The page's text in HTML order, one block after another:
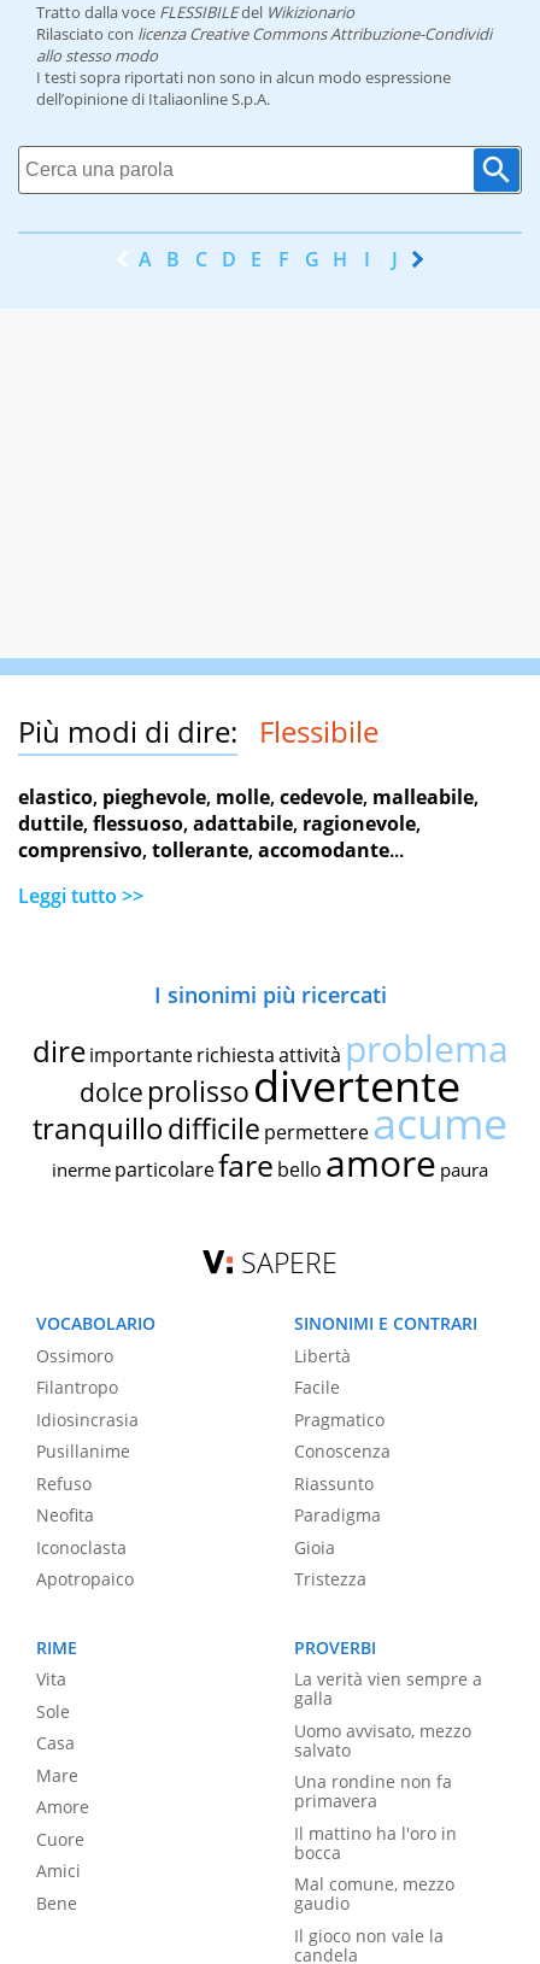
Tratto dalla voce FLESSIBILEdel Wikizionario
Rilasciato con licenza Creative Commons Attribuzione-Condividi
allo stesso modo
I testi sopra riportati non sono in alcun modo espressione
dell’opinione di Italiaonline S.p.A.
A B C D E F G H I J K
Più modi di dire: Flessibile
elastico, pieghevole, molle,cedevole, malleabile,
duttile,flessuoso,adattabile, ragionevole,
comprensivo,tollerante,accomodante...
Leggi tutto >>
I sinonimi più ricercati
dire importante richiestaattività problema
dolce prolissodivertente
tranquillodifficile permettereacume
inerme particolarefare bello amore paura
SAPERE
VOCABOLARIO
Ossimoro
Filantropo
Idiosincrasia
Pusillanime
Refuso
Neofita
Iconoclasta
Apotropaico
SINONIMI E CONTRARI
Libertà
Facile
Pragmatico
Conoscenza
Riassunto
Paradigma
Gioia
Tristezza
RIME
Vita
Sole
Casa
Mare
Amore
Cuore
Amici
Bene
PROVERBI
La verità vien sempre a
galla
Uomo avvisato, mezzo
salvato
Una rondine non fa
primavera
Il mattino ha l'oro in
bocca
Mal comune, mezzo
gaudio
Il gioco non vale la
candela